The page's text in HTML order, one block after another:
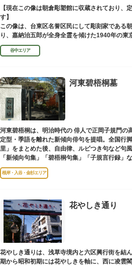
【現在この像は朝倉彫塑館に収蔵されており、
す】
この像は、台東区名誉区民にして彫刻家である
り、嘉納治五郎が全身全霊を傾けた1940年の東
（のちに返上）した、1936年に制作されました。
朝倉文夫は、1907～1910年ころに嘉納と知り合
後も縁があり、嘉納の人柄や骨格などを熟知し
ポーズは、嘉納の柔道家としての「不動の姿勢
谷中エリア
河東碧梧桐墓
河東碧梧桐は、明治時代の 俳人で正岡子規門の
定型・季語を離れた新傾向俳句を提唱。全国行
里」をまとめた後、自由律、ルビつき句など句
「新傾向句集」「碧梧桐句集」「子規言行録」
（1937）に没し、お墓は梅林寺（ばいりんじ）
根岸・入谷・金杉エリア
花やしき通り
花やしき通りは、浅草寺境内と六区興行街を結
期から昭和初期には花やしきを軸に、西に凌雲